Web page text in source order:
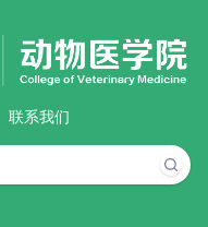
联系我们